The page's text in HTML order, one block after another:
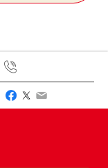
Facebook
Twitter
Email